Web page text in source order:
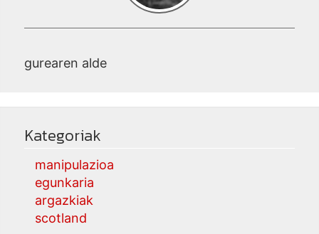
gurearen alde
Kategoriak
manipulazioa
egunkaria
argazkiak
scotland